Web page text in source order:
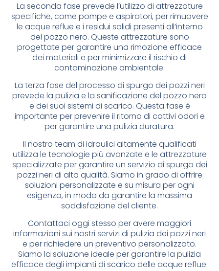
La seconda fase prevede l’utilizzo di attrezzature
specifiche, come pompe e aspiratori, per rimuovere
le acque reflue e i residui solidi presenti all’interno
del pozzo nero. Queste attrezzature sono
progettate per garantire una rimozione efficace
dei materiali e per minimizzare il rischio di
contaminazione ambientale.
La terza fase del processo di spurgo dei pozzi neri
prevede la pulizia e la sanificazione del pozzo nero
e dei suoi sistemi di scarico. Questa fase è
importante per prevenire il ritorno di cattivi odori e
per garantire una pulizia duratura.
Il nostro team di idraulici altamente qualificati
utilizza le tecnologie più avanzate e le attrezzature
specializzate per garantire un servizio di spurgo dei
pozzi neri di alta qualità. Siamo in grado di offrire
soluzioni personalizzate e su misura per ogni
esigenza, in modo da garantire la massima
soddisfazione del cliente.
Contattaci oggi stesso per avere maggiori
informazioni sui nostri servizi di pulizia dei pozzi neri
e per richiedere un preventivo personalizzato.
Siamo la soluzione ideale per garantire la pulizia
efficace degli impianti di scarico delle acque reflue.